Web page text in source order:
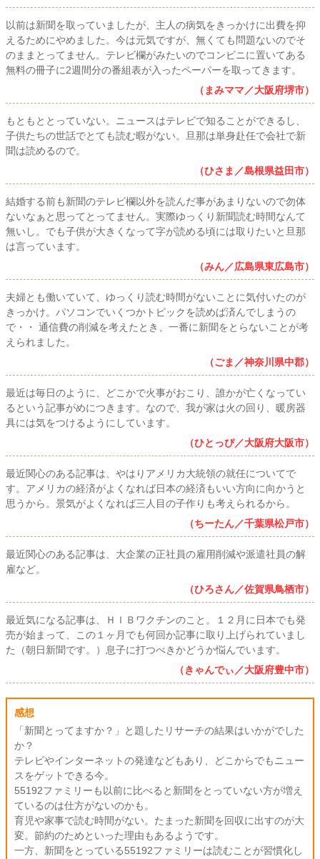
以前は新聞を取っていましたが、主人の病気をきっかけに出費を抑
えるためにやめました。今は元気ですが、無くても問題ないのでそ
のままとってません。テレビ欄がみたいのでコンビニに置いてある
無料の冊子に2週間分の番組表が入ったペーパーを取ってきます。
（まみママ／大阪府堺市）
もともととっていない。ニュースはテレビで知ることができるし、
子供たちの世話でとても読む暇がない。旦那は単身赴任で会社で新
聞は読めるので。
（ひさま／島根県益田市）
結婚する前も新聞のテレビ欄以外を読んだ事があまりないので勿体
ないなぁと思ってとってません。実際ゆっくり新聞読む時間なんて
無いし。でも子供が大きくなって字が読める頃には取りたいと旦那
は言っています。
（みん／広島県東広島市）
夫婦とも働いていて、ゆっくり読む時間がないことに気付いたのが
きっかけ。パソコンでいくつかトピックを読めば済んでしまうの
で・・ 通信費の削減を考えたとき、一番に新聞をとらないことが考
えられました。
（ごま／神奈川県中郡）
最近は毎日のように、どこかで火事がおこり、誰かが亡くなってい
るという記事がめにつきます。なので、我が家は火の回り、暖房器
具には気をつけるようにしています。
（ひとっぴ／大阪府大阪市）
最近関心のある記事は、やはりアメリカ大統領の就任についてで
す。アメリカの経済がよくなれば日本の経済もいい方向に向かうと
思うから。景気がよくなれば三人目の子作りも考えられるから。
（ちーたん／千葉県松戸市）
最近関心のある記事は、大企業の正社員の雇用削減や派遣社員の解
雇など。
（ひろさん／佐賀県鳥栖市）
最近気になる記事は、ＨＩＢワクチンのこと。１２月に日本でも発
売が始まって、この１ヶ月でも何回か記事に取り上げられていまし
た（朝日新聞です。）息子に打つべきかどうか悩んでいます。
（きゃんでぃ／大阪府豊中市）
感想
「新聞とってますか？」と題したリサーチの結果はいかがでした
か？
テレビやインターネットの発達などもあり、どこからでもニュー
スをゲットできる今。
55192ファミリーも以前に比べると新聞をとっていない方が増え
ているのは仕方がないのかも。
育児や家事で読む時間がない。たまった新聞を回収に出すのが大
変。節約のためといった理由もあるようです。
一方、新聞をとっている55192ファミリーは読むことが習慣化し